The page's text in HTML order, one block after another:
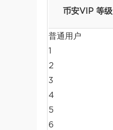
币安VIP 等级
普通用户
1
2
3
4
5
6